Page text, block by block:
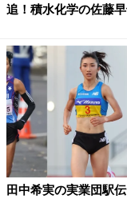
追！積水化学の佐藤
田中希実の実業団駅